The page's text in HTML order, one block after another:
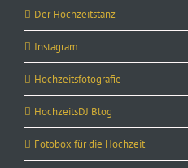
Der Hochzeitstanz
Instagram
Hochzeitsfotografie
HochzeitsDJ Blog
Fotobox für die Hochzeit